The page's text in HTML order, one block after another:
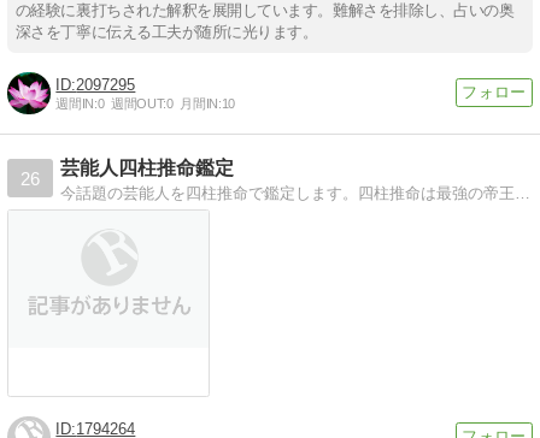
の経験に裏打ちされた解釈を展開しています。難解さを排除し、占いの奥
深さを丁寧に伝える工夫が随所に光ります。
2097295
週間IN:0 週間OUT:0 月間IN:10
26
芸能人四柱推命鑑定
1794264